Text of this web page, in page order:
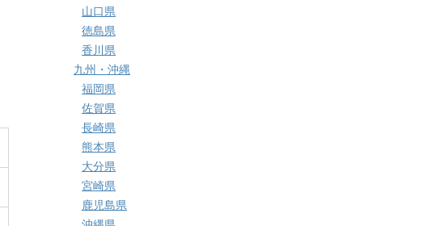
山口県
徳島県
香川県
九州・沖縄
福岡県
佐賀県
長崎県
熊本県
大分県
宮崎県
鹿児島県